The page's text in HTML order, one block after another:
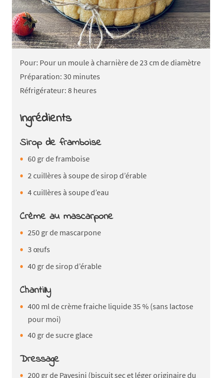
Pour: Pour un moule à charnière de 23 cm de diamètre
Préparation: 30 minutes
Réfrigérateur: 8 heures
Ingrédients
Sirop de framboise
60 gr de framboise
2 cuillères à soupe de sirop d’érable
4 cuillères à soupe d’eau
Crème au mascarpone
250 gr de mascarpone
3 œufs
40 gr de sirop d’érable
Chantilly
400 ml de crème fraiche liquide 35 % (sans lactose
pour moi)
40 gr de sucre glace
Dressage
200 gr de Pavesini (biscuit sec et léger originaire du